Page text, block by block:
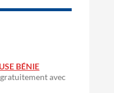
BÉNIE
gratuitement avec